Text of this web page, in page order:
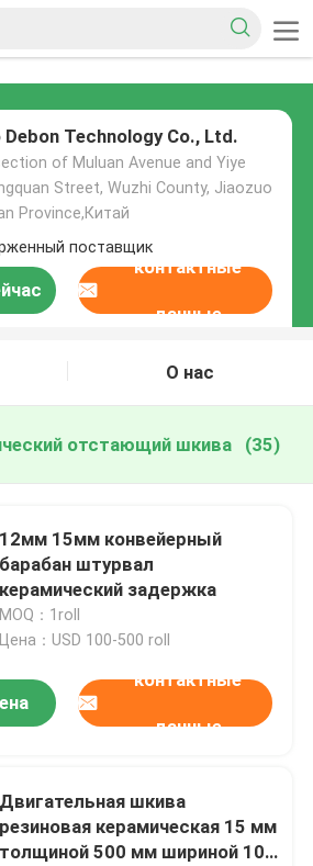
Technology Co., Ltd.
of Muluan Avenue and Yiye
Street, Wuzhi County, Jiaozuo
Province,Китай
поставщик
контактные
данные
О нас
отстающий шкива (35)
12мм 15мм конвейерный
барабан штурвал
керамический задержка
MOQ：1roll
Цена：USD 100-500 roll
контактные
данные
Двигательная шкива
резиновая керамическая 15 мм
толщиной 500 мм шириной 10